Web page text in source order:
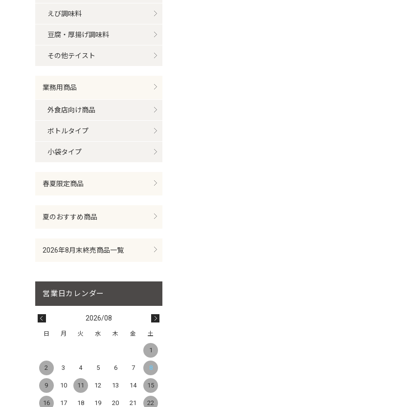
えび調味料
豆腐・厚揚げ調味料
その他テイスト
業務用商品
外食店向け商品
ボトルタイプ
小袋タイプ
春夏限定商品
夏のおすすめ商品
2026年8月末終売商品一覧
2026/08
日 月 火 水 木 金 土
1
2 3 4 5 6 7 8
9 10 11 12 13 14 15
16 17 18 19 20 21 22